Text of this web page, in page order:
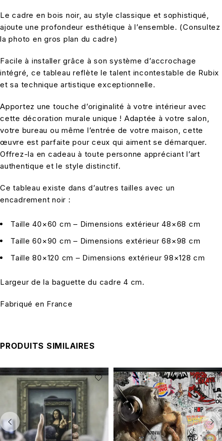
Le cadre en bois noir, au style classique et sophistiqué,
ajoute une profondeur esthétique à l’ensemble. (Consultez
la photo en gros plan du cadre)
Facile à installer grâce à son système d’accrochage
intégré, ce tableau reflète le talent incontestable de Rubix
et sa technique artistique exceptionnelle.
Apportez une touche d’originalité à votre intérieur avec
cette décoration murale unique ! Adaptée à votre salon,
votre bureau ou même l’entrée de votre maison, cette
œuvre est parfaite pour ceux qui aiment se démarquer.
Offrez-la en cadeau à toute personne appréciant l’art
authentique et le style distinctif.
Ce tableau existe dans d’autres tailles avec un
encadrement noir :
Taille 40×60 cm – Dimensions extérieur 48×68 cm
Taille 60×90 cm – Dimensions extérieur 68×98 cm
Taille 80×120 cm – Dimensions extérieur 98×128 cm
Largeur de la baguette du cadre 4 cm.
Fabriqué en France
PRODUITS SIMILAIRES